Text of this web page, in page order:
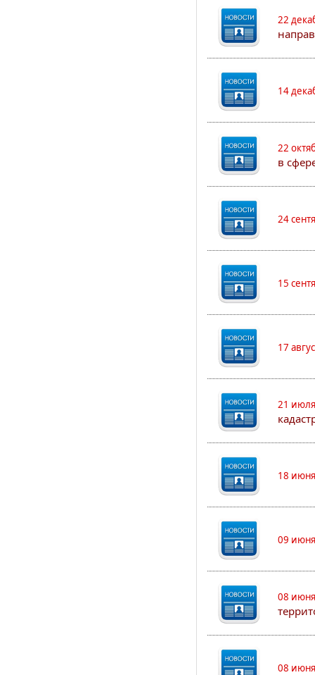
22
14
22
в
24
15
17
21
18
09
08
08